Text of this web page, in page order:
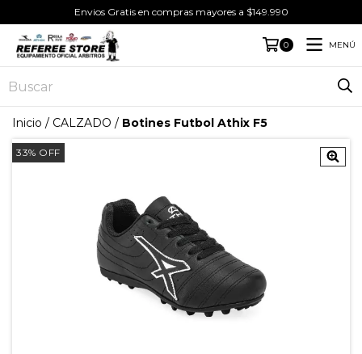
Envios Gratis en compras mayores a $149.990
0 MENÚ
Inicio / CALZADO / Botines Futbol Athix F5
33% OFF